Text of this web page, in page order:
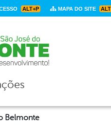
ALT+P MAPA DO SITE
Belmonte